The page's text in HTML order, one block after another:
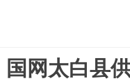
国网太白县